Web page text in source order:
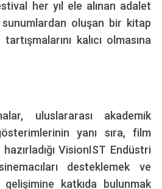
her yıl ele alınan adalet
sunumlardan oluşan bir kitap
kalıcı olmasına
uluslararası akademik
yanı sıra, film
VisionIST Endüstri
desteklemek ve
katkıda bulunmak